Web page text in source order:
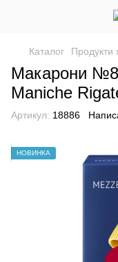
Каталог Продукти
Макарони
Maniche
Артикул: 18886
НОВИНКА